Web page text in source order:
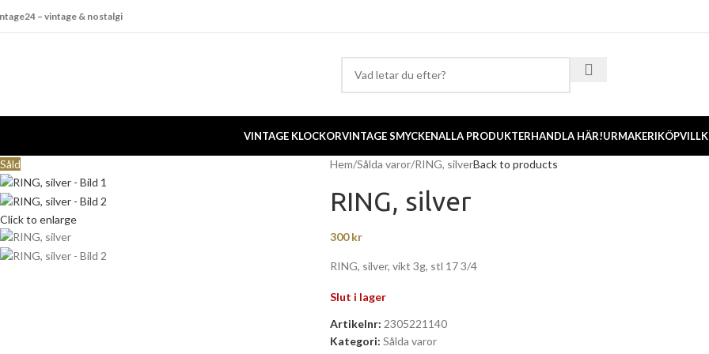
– vintage & nostalgi
VINTAGE KLOCKORVINTAGE SMYCKENALLA PRODUKTERHANDLA HÄR!URMAKERI
Såld
Click to enlarge
Hem Sålda varor RING, silverBack to products
RING, silver
300kr
RING, silver, vikt 3g, stl 17 3/4
Slut i lager
Artikelnr: 2305221140
Kategori: Sålda varor